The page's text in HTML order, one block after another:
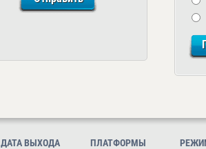
ДАТА ВЫХОДА ПЛАТФОРМЫ